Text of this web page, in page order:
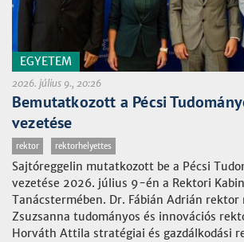
EGYETEM
2026. július 9., 20:26
Bemutatkozott a Pécsi
vezetése
rektor rektorhelyettes
Sajtóreggelin mutatkozott be a Pécsi
vezetése 2026. július 9-én a Rektori
Tanácstermében. Dr. Fábián Adrián
Zsuzsanna tudományos és innovációs
Horváth Attila stratégiai és gazdálkodási